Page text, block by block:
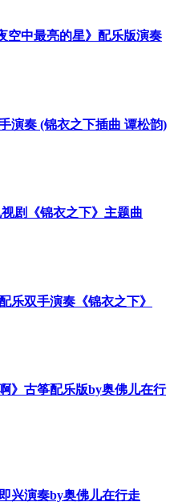
空中最亮的星》配乐版演奏
演奏 (锦衣之下插曲 谭松韵)
剧《锦衣之下》主题曲
乐双手演奏《锦衣之下》
》古筝配乐版by奥佛儿在行
兴演奏by奥佛儿在行走